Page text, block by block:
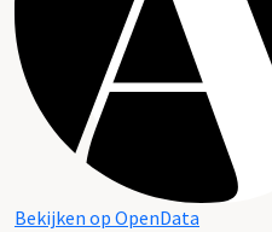
Bekijken op OpenData